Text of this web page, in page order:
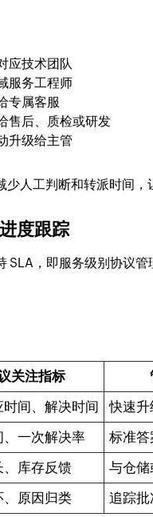
应技术团队
服务工程师
专属客服
售后、质检或研发
升级给主管
人工判断和转派时间，
度跟踪
SLA，即服务级别协议
关注指标
间、解决时间
快速升
、一次解决率
标准答
、库存反馈
与仓储
、原因归类 追踪